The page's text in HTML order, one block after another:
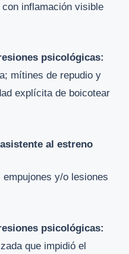
inflamación visible
psicológicas:
mítines de repudio y
explícita de boicotear
al estreno
empujones y/o lesiones
psicológicas:
que impidió el